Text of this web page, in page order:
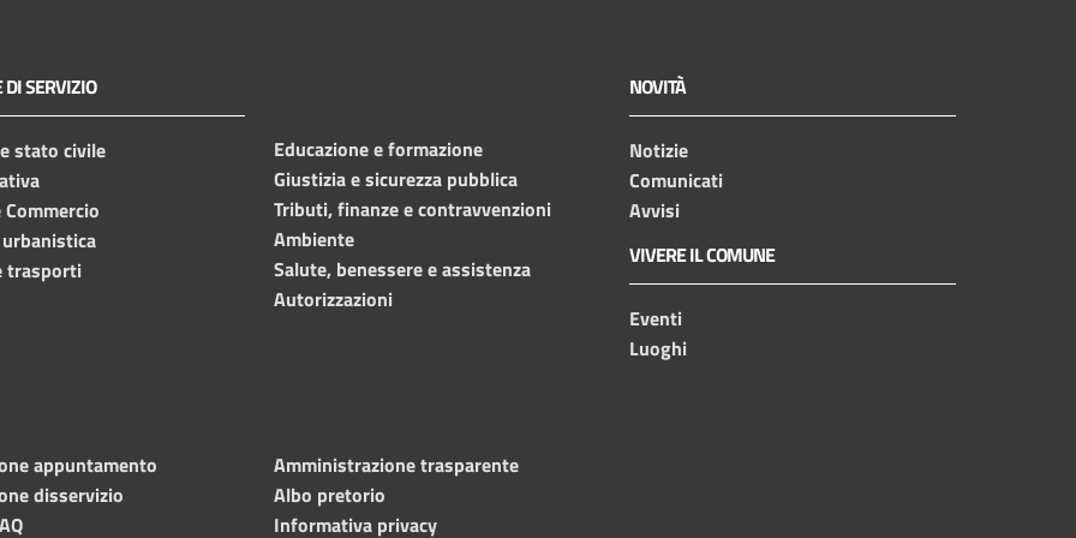
DI SERVIZIO
stato civile
trasporti
Educazione e formazione
Giustizia e sicurezza pubblica
Tributi, finanze e contravvenzioni
Ambiente
Salute, benessere e assistenza
Autorizzazioni
NOVITÀ
Notizie
Comunicati
Avvisi
VIVERE IL COMUNE
Eventi
Luoghi
appuntamento
disservizio
Amministrazione trasparente
Albo pretorio
Informativa privacy